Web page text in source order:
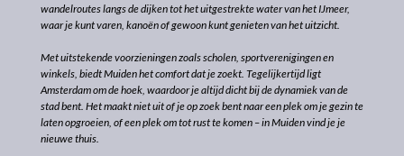
wandelroutes langs de dijken tot het uitgestrekte water van het IJmeer,
waar je kunt varen, kanoën of gewoon kunt genieten van het uitzicht.
Met uitstekende voorzieningen zoals scholen, sportverenigingen en
winkels, biedt Muiden het comfort dat je zoekt. Tegelijkertijd ligt
Amsterdam om de hoek, waardoor je altijd dicht bij de dynamiek van de
stad bent. Het maakt niet uit of je op zoek bent naar een plek om je gezin te
laten opgroeien, of een plek om tot rust te komen – in Muiden vind je je
nieuwe thuis.